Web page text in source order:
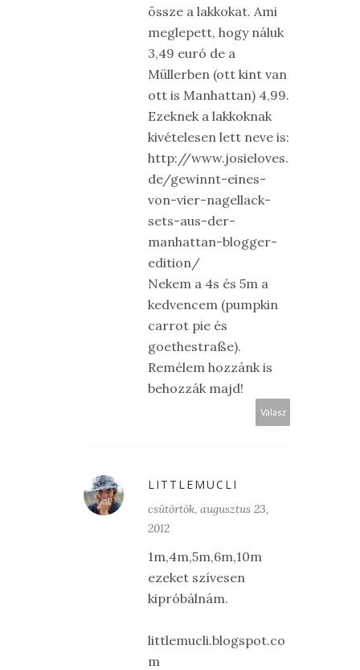
össze a lakkokat. Ami
meglepett, hogy náluk
3,49 euró de a
Müllerben (ott kint van
ott is Manhattan) 4,99.
Ezeknek a lakkoknak
kivételesen lett neve is:
http://www.josieloves.
de/gewinnt-eines-
von-vier-nagellack-
sets-aus-der-
manhattan-blogger-
edition/
Nekem a 4s és 5m a
kedvencem (pumpkin
carrot pie és
goethestraße).
Remélem hozzánk is
behozzák majd!
Válasz
LITTLEMUCLI
csütörtök, augusztus 23,
2012
1m,4m,5m,6m,10m
ezeket szívesen
kipróbálnám.
littlemucli.blogspot.co
m